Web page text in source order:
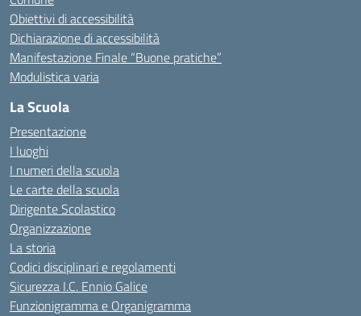
Obiettivi di accessibilità
Dichiarazione di accessibilità
Manifestazione Finale “Buone pratiche”
Modulistica varia
La Scuola
Presentazione
I luoghi
I numeri della scuola
Le carte della scuola
Dirigente Scolastico
Organizzazione
La storia
Codici disciplinari e regolamenti
Sicurezza I.C. Ennio Galice
Funzionigramma e Organigramma